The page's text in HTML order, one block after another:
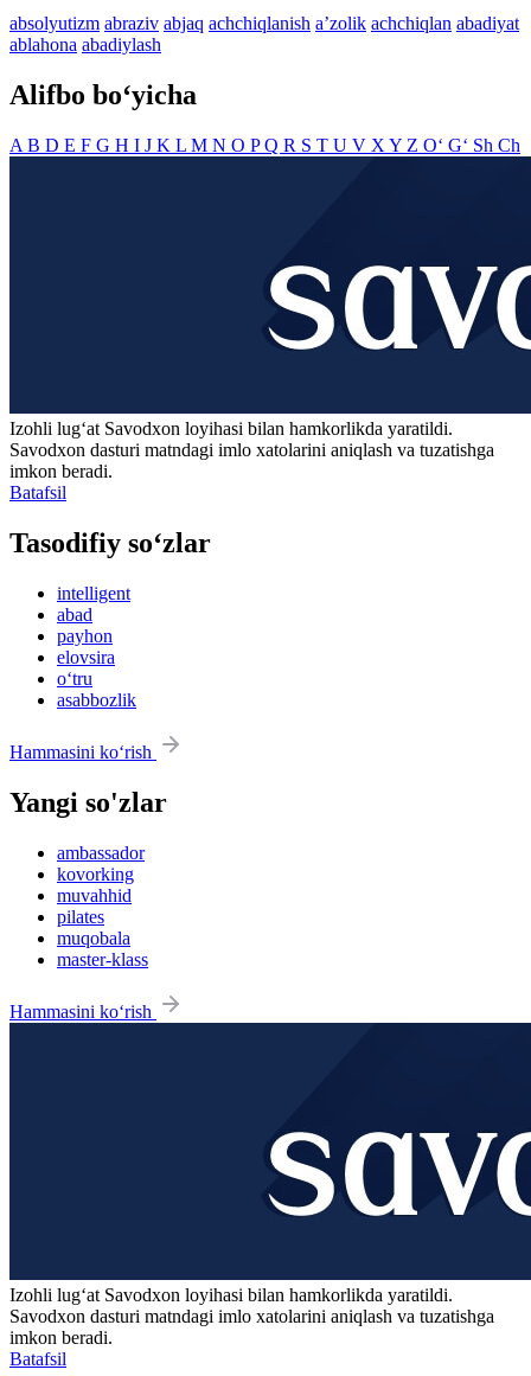
absolyutizm abraziv abjaq achchiqlanish aʼzolik achchiqlan abadiyat
ablahona abadiylash
Alifbo bo‘yicha
A B D E F G H I J K L M N O PQ R S T U V X Y Z O‘ G‘ Sh Ch
Izohli lugʻat Savodxon loyihasi bilan hamkorlikda yaratildi.
Savodxon dasturi matndagi imlo xatolarini aniqlash va tuzatishga
imkon beradi.
Batafsil
Tasodifiy so‘zlar
intelligent
abad
payhon
elovsira
o‘tru
asabbozlik
Hammasini ko‘rish
Yangi so'zlar
ambassador
kovorking
muvahhid
pilates
muqobala
master-klass
Hammasini ko‘rish
Izohli lugʻat Savodxon loyihasi bilan hamkorlikda yaratildi.
Savodxon dasturi matndagi imlo xatolarini aniqlash va tuzatishga
imkon beradi.
Batafsil